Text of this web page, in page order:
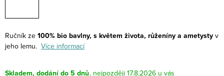
Ručník ze 100% bio bavlny, s květem života, růženíny a ametysty v
jeho lemu. Více informací
Skladem, dodání do 5 dnů 17.8.2026